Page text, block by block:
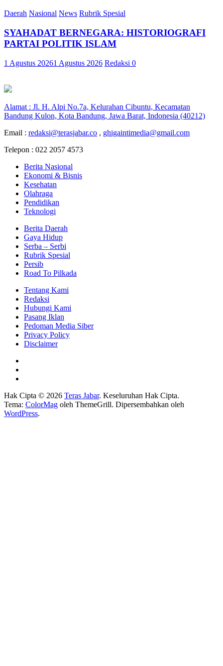
Daerah Nasional News Rubrik Spesial
SYAHADAT BERNEGARA: HISTORIOGRAFI
PARTAI POLITIK ISLAM
1 Agustus 20261 Agustus 2026 Redaksi 0
Alamat : Jl. H. Alpi No.7a, Kelurahan Cibuntu, Kecamatan
Bandung Kulon, Kota Bandung, Jawa Barat, Indonesia (40212)
Email : redaksi@terasjabar.co , ghigaintimedia@gmail.com
Telepon : 022 2057 4573
Berita Nasional
Ekonomi & Bisnis
Kesehatan
Olahraga
Pendidikan
Teknologi
Berita Daerah
Gaya Hidup
Serba – Serbi
Rubrik Spesial
Persib
Road To Pilkada
Tentang Kami
Redaksi
Hubungi Kami
Pasang Iklan
Pedoman Media Siber
Privacy Policy
Disclaimer
Hak Cipta © 2026 Teras Jabar. Keseluruhan Hak Cipta.
Tema: ColorMag oleh ThemeGrill. Dipersembahkan oleh
WordPress.